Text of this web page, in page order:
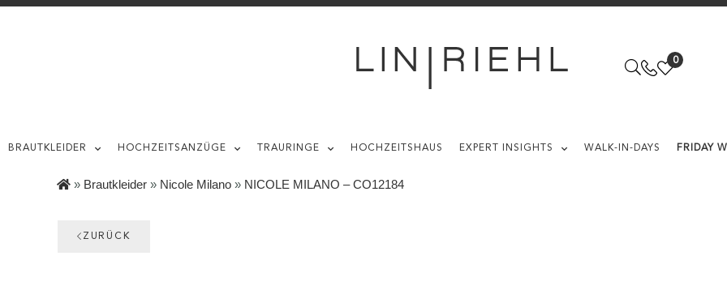
0
BRAUTKLEIDER HOCHZEITSANZÜGE TRAURINGE HOCHZEITSHAUS EXPERT INSIGHTS WALK-IN-DAYS FRIDAY
» Brautkleider » Nicole Milano » NICOLE MILANO – CO12184
ZURÜCK